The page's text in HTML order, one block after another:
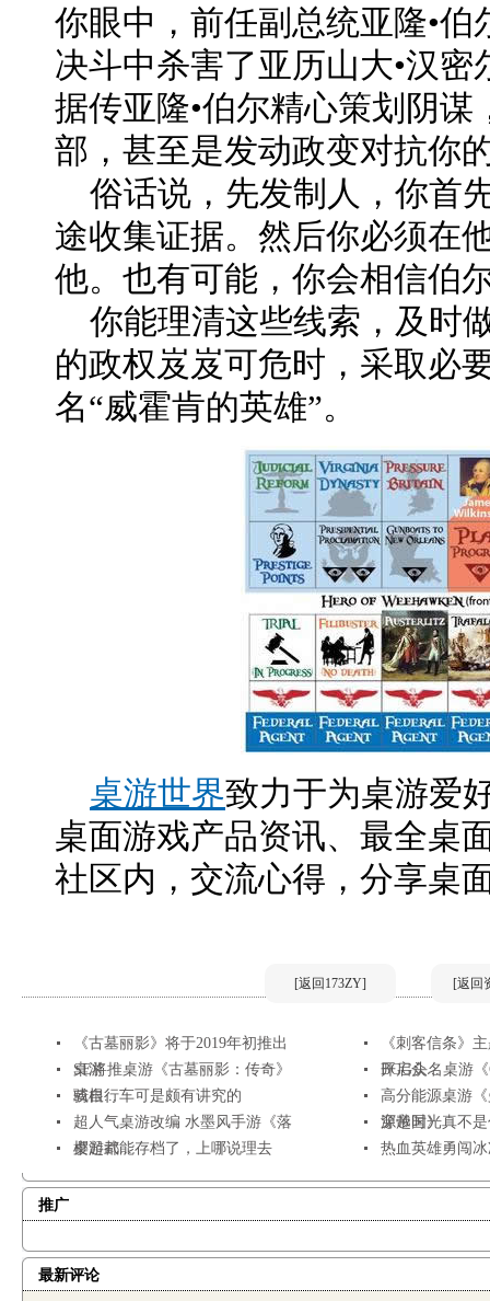
你眼中，前任副总统亚隆•
决斗中杀害了亚历山大•汉
据传亚隆•伯尔精心策划阴
部，甚至是发动政变对抗你
俗话说，先发制人，你首
途收集证据。然后你必须在
他。也有可能，你会相信伯
你能理清这些线索，及时
的政权岌岌可危时，采取必
名“威霍肯的英雄”。
桌游世界致力于为桌游爱
桌面游戏产品资讯、最全桌
社区内，交流心得，分享桌
[返回173ZY] [返回
《古墓丽影》将于2019年初推出
桌游
《刺客信条》
开启众...
SE将推桌游《古墓丽影：传奇》
或根...
BGG头名桌游
骑自行车可是颇有讲究的
高分能源桌游
源帝国》
超人气桌游改编 水墨风手游《落
樱起武...
穿越时光真不
桌游都能存档了，上哪说理去
热血英雄勇闯
推广
最新评论